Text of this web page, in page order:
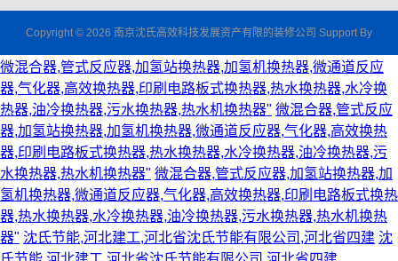
Copyright © 2026 南京沈氏高效科技发展资产有限的装修公司 Support By
微混合器,管式反应器,加氢站换热器,加氢机换热器,微通道反应
器,气化器,高效换热器,印刷电路板式换热器,热水换热器,水冷换
热器,油冷换热器,污水换热器,热水机换热器" 微混合器,管式反应
器,加氢站换热器,加氢机换热器,微通道反应器,气化器,高效换热
器,印刷电路板式换热器,热水换热器,水冷换热器,油冷换热器,污
水换热器,热水机换热器" 微混合器,管式反应器,加氢站换热器,加
氢机换热器,微通道反应器,气化器,高效换热器,印刷电路板式换热
器,热水换热器,水冷换热器,油冷换热器,污水换热器,热水机换热
器" 沈氏节能,河北建工,河北省沈氏节能有限公司,河北省四建 沈